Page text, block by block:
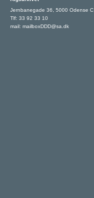
Jernbanegade 36, 5000 Odense C
Tlf: 33 92 33 10
mail: mailboxDDD@sa.dk